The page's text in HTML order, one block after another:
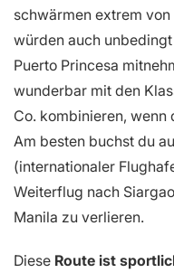
schwärmen extrem
würden auch
Puerto Princesa
wunderbar mit den
Co. kombinieren, wenn
Am besten buchst du
(internationaler
Weiterflug nach
Manila zu verlieren.
Diese Route ist